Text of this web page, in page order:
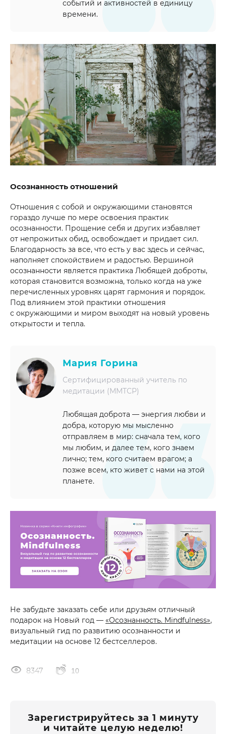
событий и активностей в единицу
времени.
Осознанность отношений
Отношения с собой и окружающими становятся
гораздо лучше по мере освоения практик
осознанности. Прощение себя и других избавляет
от непрожитых обид, освобождает и придает сил.
Благодарность за все, что есть у вас здесь и сейчас,
наполняет спокойствием и радостью. Вершиной
осознанности является практика Любящей доброты,
которая становится возможна, только когда на уже
перечисленных уровнях царят гармония и порядок.
Под влиянием этой практики отношения
с окружающими и миром выходят на новый уровень
открытости и тепла.
Мария Горина
Сертифицированный учитель по
медитации (ММТСР)
Любящая доброта — энергия любви и
добра, которую мы мысленно
отправляем в мир: сначала тем, кого
мы любим, и далее тем, кого знаем
лично; тем, кого считаем врагом; а
позже всем, кто живет с нами на этой
планете.
Не забудьте заказать себе или друзьям отличный
подарок на Новый год — «Осознанность. Mindfulness»,
визуальный гид по развитию осознанности и
медитации на основе 12 бестселлеров.
8347 10
Зарегистрируйтесь за 1 минуту
и читайте целую неделю!